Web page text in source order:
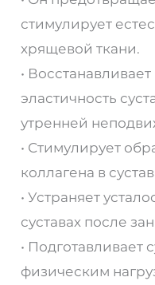
стимулирует
хрящевой ткани.
•
эластичность
утренней
• Стимулирует
коллагена в
• Устраняет
суставах после
•
физическим